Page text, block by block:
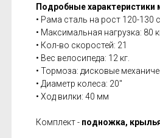
Подробные характеристики
• Рама сталь на рост 120-130
• Максимальная нагрузка: 80
• Кол-во скоростей: 21
• Вес велосипеда: 12 кг.
• Тормоза: дисковые
• Диаметр колеса: 20''
• Ход вилки: 40 мм
Комплект - подножка,